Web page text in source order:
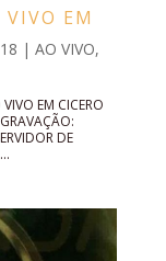
EM
| AO VIVO,
EM CICERO
DE